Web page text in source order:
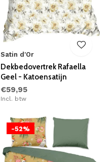
Satin d'Or
Dekbedovertrek Rafaella
Geel - Katoensatijn
€59,95
Incl. btw
-52%